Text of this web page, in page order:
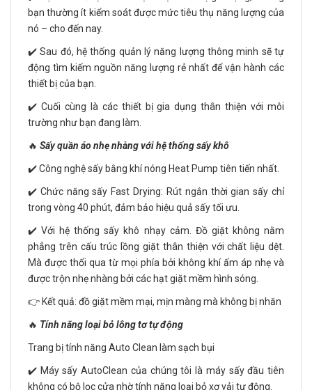
bạn thường ít kiểm soát được mức tiêu thụ năng lượng của
nó – cho đến nay.
✔️ Sau đó, hệ thống quản lý năng lượng thông minh sẽ tự
động tìm kiếm nguồn năng lượng rẻ nhất để vận hành các
thiết bị của bạn.
✔️ Cuối cùng là các thiết bị gia dụng thân thiện với môi
trường như bạn đang làm.
🔥 Sấy quần áo nhẹ nhàng với hệ thống sấy khô
✔️ Công nghệ sấy bằng khí nóng Heat Pump tiên tiến nhất.
✔️ Chức năng sấy Fast Drying: Rút ngắn thời gian sấy chỉ
trong vòng 40 phút, đảm bảo hiệu quả sấy tối ưu.
✔️ Với hệ thống sấy khô nhạy cảm. Đồ giặt không nằm
phẳng trên cấu trúc lồng giặt thân thiện với chất liệu dệt.
Mà được thổi qua từ mọi phía bởi không khí ấm áp nhẹ và
được trộn nhẹ nhàng bởi các hạt giặt mềm hình sóng.
👉 Kết quả: đồ giặt mềm mại, mịn màng mà không bị nhăn
🔥 Tính năng loại bỏ lông tơ tự động
Trang bị tính năng Auto Clean làm sạch bụi
✔️ Máy sấy AutoClean của chúng tôi là máy sấy đầu tiên
không có bộ lọc cửa nhờ tính năng loại bỏ xơ vải tự động.